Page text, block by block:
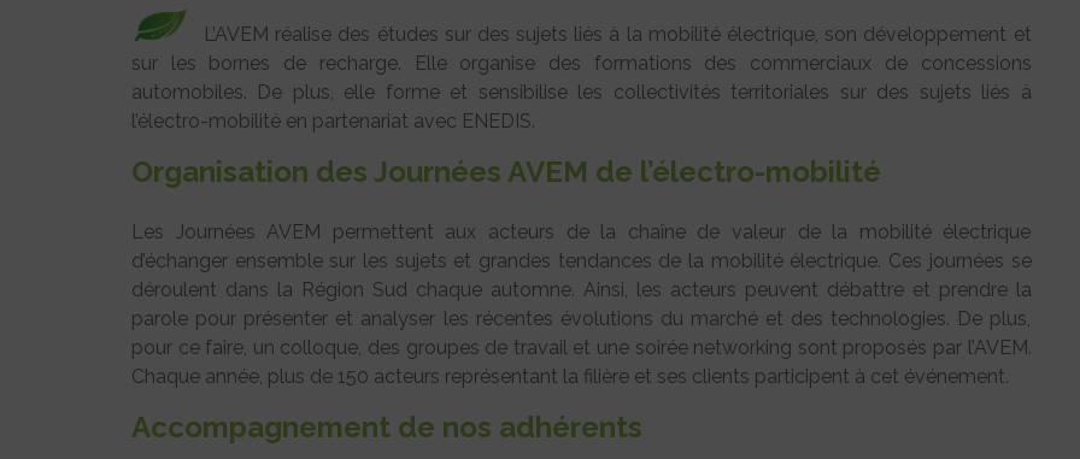
L’AVEM réalise des études sur des sujets liés à la mobilité électrique, son développement et
sur les bornes de recharge. Elle organise des formations des commerciaux de concessions
automobiles. De plus, elle forme et sensibilise les collectivités territoriales sur des sujets liés à
l’électro-mobilité en partenariat avec ENEDIS.
Organisation des Journées AVEM de l’électro-mobilité
Les Journées AVEM permettent aux acteurs de la chaîne de valeur de la mobilité électrique
d’échanger ensemble sur les sujets et grandes tendances de la mobilité électrique. Ces journées se
déroulent dans la Région Sud chaque automne. Ainsi, les acteurs peuvent débattre et prendre la
parole pour présenter et analyser les récentes évolutions du marché et des technologies. De plus,
pour ce faire, un colloque, des groupes de travail et une soirée networking sont proposés par l’AVEM.
Chaque année, plus de 150 acteurs représentant la filière et ses clients participent à cet événement.
Accompagnement de nos adhérents